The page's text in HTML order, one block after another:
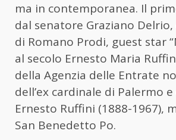
ma in contemporanea. Il
dal senatore Graziano
di Romano Prodi, guest star
al secolo Ernesto Maria
della Agenzia delle Entrate
dell’ex cardinale di Palermo
Ernesto Ruffini (1888-1967),
San Benedetto Po.